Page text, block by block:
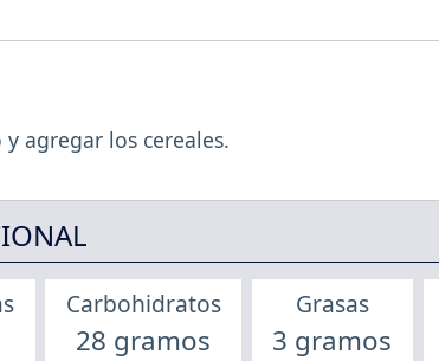
agregar los cereales.
Carbohidratos
28 gramos
Grasas
3 gramos